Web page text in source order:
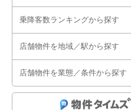
乗降客数ランキングから探す
店舗物件を地域／駅から探す
店舗物件を業態／条件から探す